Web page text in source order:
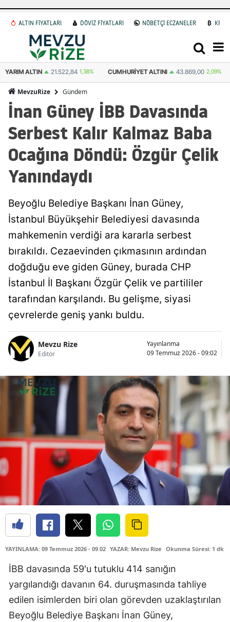
ALTIN FİYATLARI DÖVİZ FİYATLARI NÖBETÇİ ECZANELER
ALTIN 21.522,84 1,38% CUMHURIYET ALTINI 43.869,00 2,09% ATA
MevzuRize Gündem
İnan Güney İBB Davasında
Serbest Kalır Kalmaz Baba
Ocağına Döndü: Özgür Çelik
Yanındaydı
Beyoğlu Belediye Başkanı İnan Güney,
İstanbul Büyükşehir Belediyesi davasında
mahkemenin verdiği ara kararla serbest
bırakıldı. Cezaevinden çıkmasının ardından
doğduğu eve giden Güney, burada CHP
İstanbul İl Başkanı Özgür Çelik ve partililer
tarafından karşılandı. Bu gelişme, siyasi
çevrelerde geniş yankı buldu.
Mevzu Rize
Editör
Yayınlanma
09 Temmuz 2026 - 09:02
YAYINLAMA: 09 Temmuz 2026 - 09.02 YAZAR: Mevzu Rize Okunma Süresi: 1 dk
İBB davasında 59'u tutuklu 414 sanığın
yargılandığı davanın 64. duruşmasında tahliye
edilen isimlerden biri olan görevden uzaklaştırılan
Beyoğlu Belediye Başkanı İnan Güney,